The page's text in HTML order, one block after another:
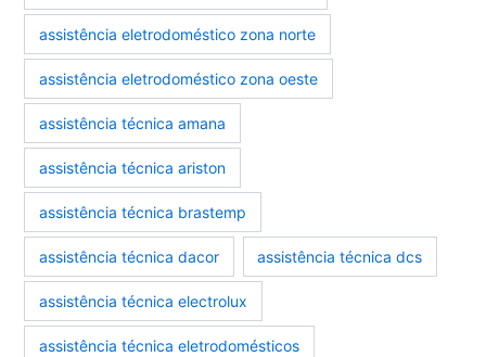
assistência eletrodoméstico zona norte
assistência eletrodoméstico zona oeste
assistência técnica amana
assistência técnica ariston
assistência técnica brastemp
assistência técnica dacor assistência técnica dcs
assistência técnica electrolux
assistência técnica eletrodomésticos